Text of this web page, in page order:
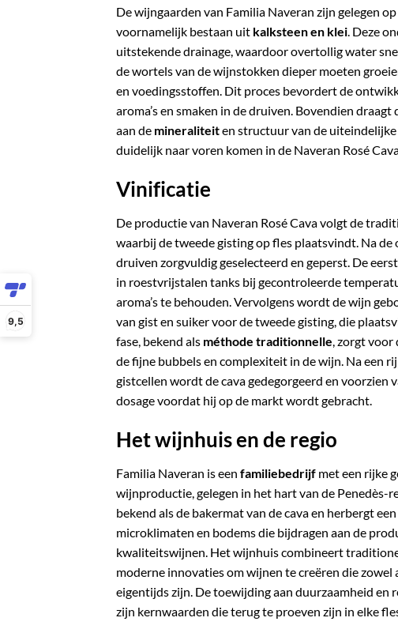
9,5
De wijngaarden van Familia Naveran zijn gelegen
voornamelijk bestaan uit kalksteen en klei. Deze
uitstekende drainage, waardoor overtollig water
de wortels van de wijnstokken dieper moeten
en voedingsstoffen. Dit proces bevordert de
aroma’s en smaken in de druiven. Bovendien draagt
aan de mineraliteiten structuur van de
duidelijk naar voren komen in de Naveran Rosé
Vinificatie
De productie van Naveran Rosé Cava volgt de
waarbij de tweede gisting op fles plaatsvindt. Na de
druiven zorgvuldig geselecteerd en geperst. De
in roestvrijstalen tanks bij gecontroleerde
aroma’s te behouden.Vervolgens wordt de wijn
van gist en suiker voor de tweede gisting, die
fase, bekend als méthode traditionnelle, zorgt voor
de fijne bubbels en complexiteit in de wijn. Na een
gistcellen wordt de cava gedegorgeerd en voorzien
dosage voordat hij op de markt wordt gebracht.
Het wijnhuis en de regio
Familia Naveran is een familiebedrijf met een rijke
wijnproductie, gelegen in het hart van de Penedès-
bekend als de bakermat van de cava en herbergt
microklimaten en bodems die bijdragen aan de
kwaliteitswijnen. Het wijnhuis combineert
moderne innovaties om wijnen te creëren die zowel
eigentijds zijn. De toewijding aan duurzaamheid en
zijn kernwaarden die terug te proeven zijn in elke